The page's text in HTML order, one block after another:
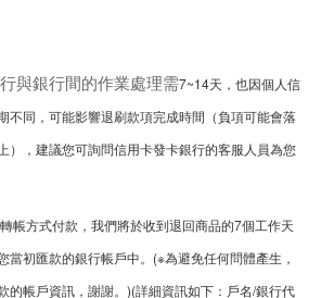
與銀行間的作業處理需7~14天，也因個人信
不同，可能影響退刷款項完成時間（負項可能會落
），建議您可詢問信用卡發卡銀行的客服人員為您
轉帳方式付款，我們將於收到退回商品的7個工作天
當初匯款的銀行帳戶中。(※為避免任何問體產生，
的帳戶資訊，謝謝。)(詳細資訊如下：戶名/銀行代